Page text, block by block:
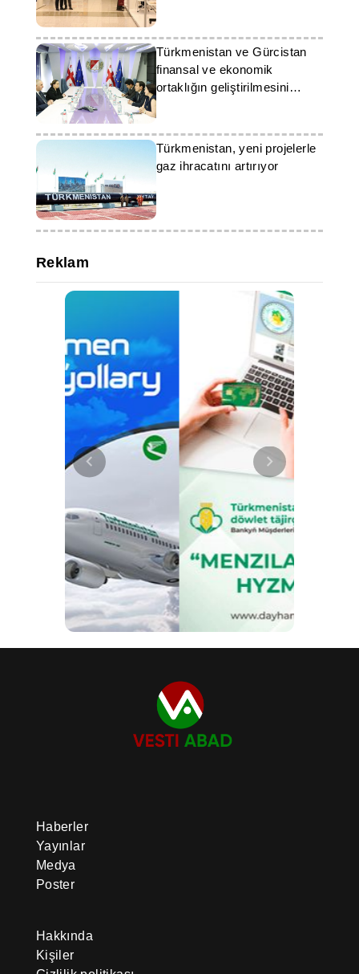
Türkmenistan ve Gürcistan
finansal ve ekonomik
ortaklığın geliştirilmesini
görüştü
Türkmenistan, yeni projelerle
gaz ihracatını artırıyor
Reklam
Haberler
Yayınlar
Medya
Poster
Hakkında
Kişiler